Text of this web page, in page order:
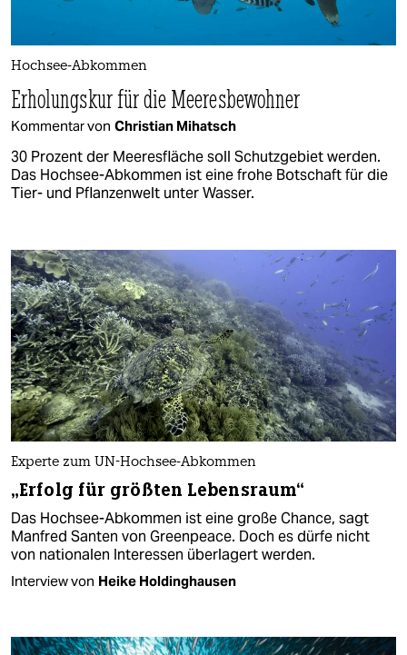
Hochsee-Abkommen
Erholungskur für die Meeresbewohner
Kommentar von Christian Mihatsch
30 Prozent der Meeresfläche soll Schutzgebiet werden.
Das Hochsee-Abkommen ist eine frohe Botschaft für die
Tier- und Pflanzenwelt unter Wasser.
Experte zum UN-Hochsee-Abkommen
„Erfolg für größten Lebensraum“
Das Hochsee-Abkommen ist eine große Chance, sagt
Manfred Santen von Greenpeace. Doch es dürfe nicht
von nationalen Interessen überlagert werden.
Interview von Heike Holdinghausen